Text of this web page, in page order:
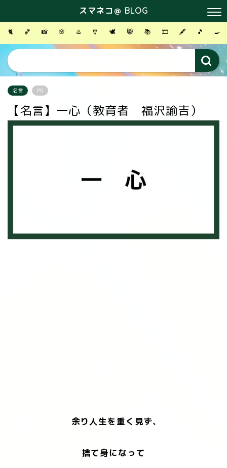
スマネコ＠ BLOG
🐈 🏀 📸 🌸 ♨️ 🎐 🕊 😸 📚 🎞 🖋 🎵 🍳
名言 PR
【名言】一心（教育者 福沢諭吉）
余り人生を重く見ず、
捨て身になって